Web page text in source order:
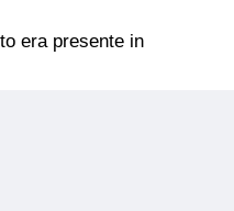
era presente in